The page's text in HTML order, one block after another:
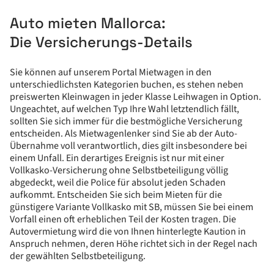
Auto mieten Mallorca:
Die Versicherungs-Details
Sie können auf unserem Portal Mietwagen in den
unterschiedlichsten Kategorien buchen, es stehen neben
preiswerten Kleinwagen in jeder Klasse Leihwagen in Option.
Ungeachtet, auf welchen Typ Ihre Wahl letztendlich fällt,
sollten Sie sich immer für die bestmögliche Versicherung
entscheiden. Als Mietwagenlenker sind Sie ab der Auto-
Übernahme voll verantwortlich, dies gilt insbesondere bei
einem Unfall. Ein derartiges Ereignis ist nur mit einer
Vollkasko-Versicherung ohne Selbstbeteiligung völlig
abgedeckt, weil die Police für absolut jeden Schaden
aufkommt. Entscheiden Sie sich beim Mieten für die
günstigere Variante Vollkasko mit SB, müssen Sie bei einem
Vorfall einen oft erheblichen Teil der Kosten tragen. Die
Autovermietung wird die von Ihnen hinterlegte Kaution in
Anspruch nehmen, deren Höhe richtet sich in der Regel nach
der gewählten Selbstbeteiligung.